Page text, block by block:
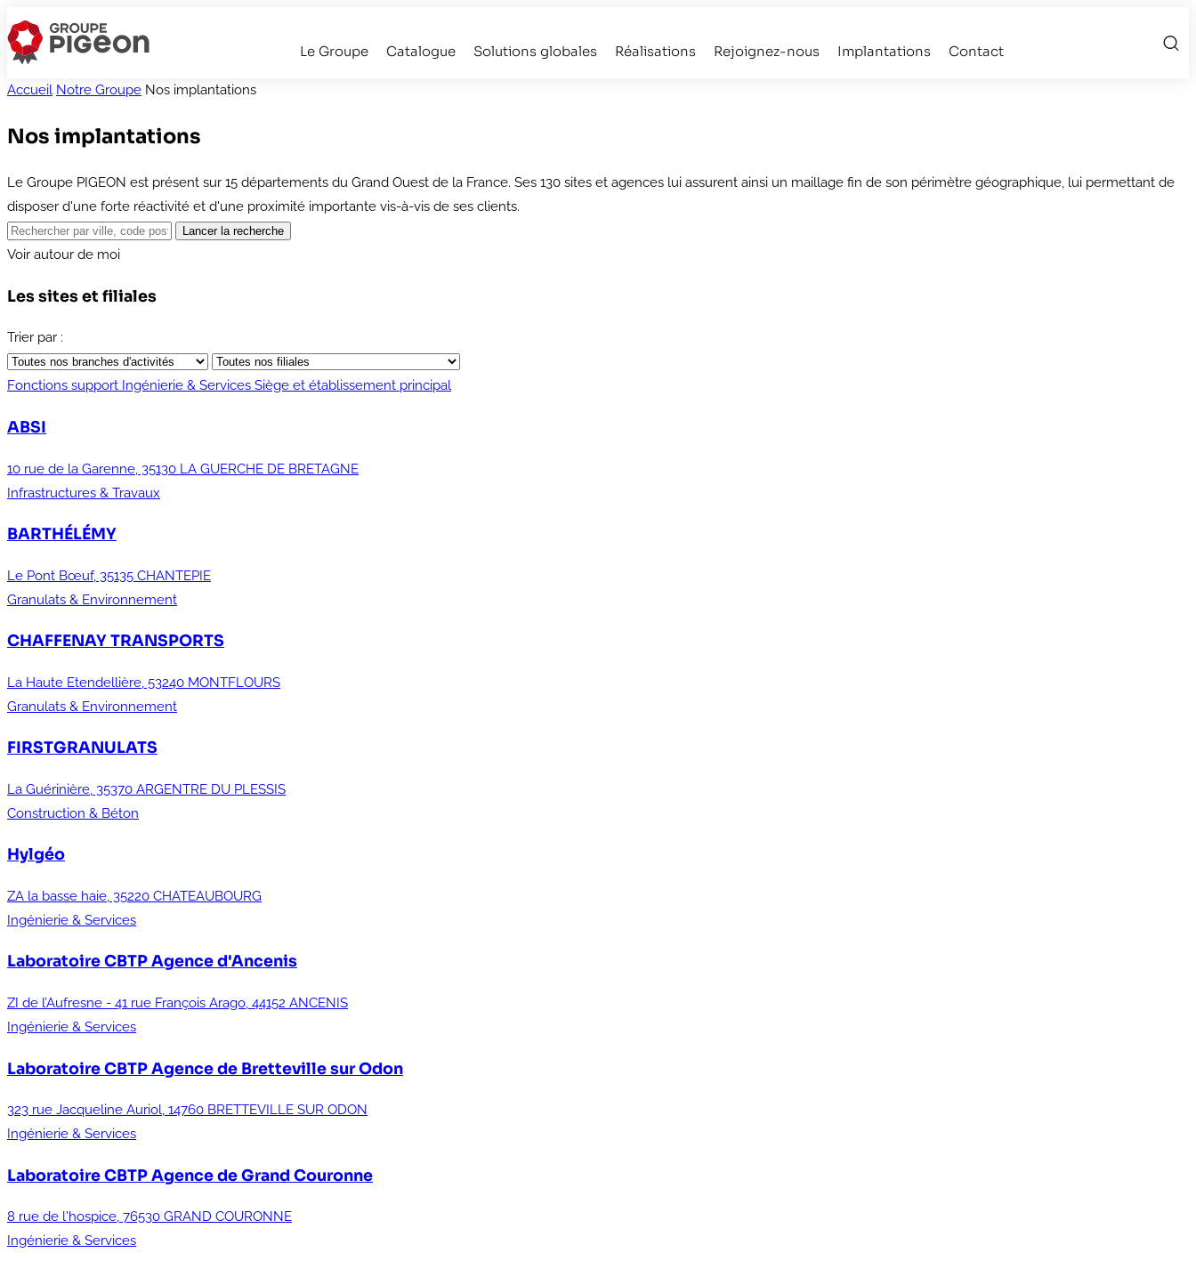
Le Groupe Catalogue Solutions globales Réalisations Rejoignez-nous Implantations Contact
Accueil Notre Groupe Nos implantations
Nos implantations
Le Groupe PIGEON est présent sur 15 départements du Grand Ouest de la France. Ses 130 sites et agences lui assurent ainsi un maillage fin de son périmètre géographique, lui permettant de
disposer d'une forte réactivité et d'une proximité importante vis-à-vis de ses clients.
Voir autour de moi
Les sites et filiales
Trier par :
Fonctions support Ingénierie & Services Siège et établissement principal
ABSI
10 rue de la Garenne, 35130 LA GUERCHE DE BRETAGNE
Infrastructures & Travaux
BARTHÉLÉMY
Le Pont Bœuf, 35135 CHANTEPIE
Granulats & Environnement
CHAFFENAY TRANSPORTS
La Haute Etendellière, 53240 MONTFLOURS
Granulats & Environnement
FIRSTGRANULATS
La Guérinière, 35370 ARGENTRE DU PLESSIS
Construction & Béton
Hylgéo
ZA la basse haie, 35220 CHATEAUBOURG
Ingénierie & Services
Laboratoire CBTPAgence d'Ancenis
ZI de l’Aufresne - 41 rue François Arago, 44152 ANCENIS
Ingénierie & Services
Laboratoire CBTPAgence de Bretteville sur Odon
323 rue Jacqueline Auriol, 14760 BRETTEVILLE SUR ODON
Ingénierie & Services
Laboratoire CBTPAgence de Grand Couronne
8 rue de l'hospice, 76530 GRAND COURONNE
Ingénierie & Services